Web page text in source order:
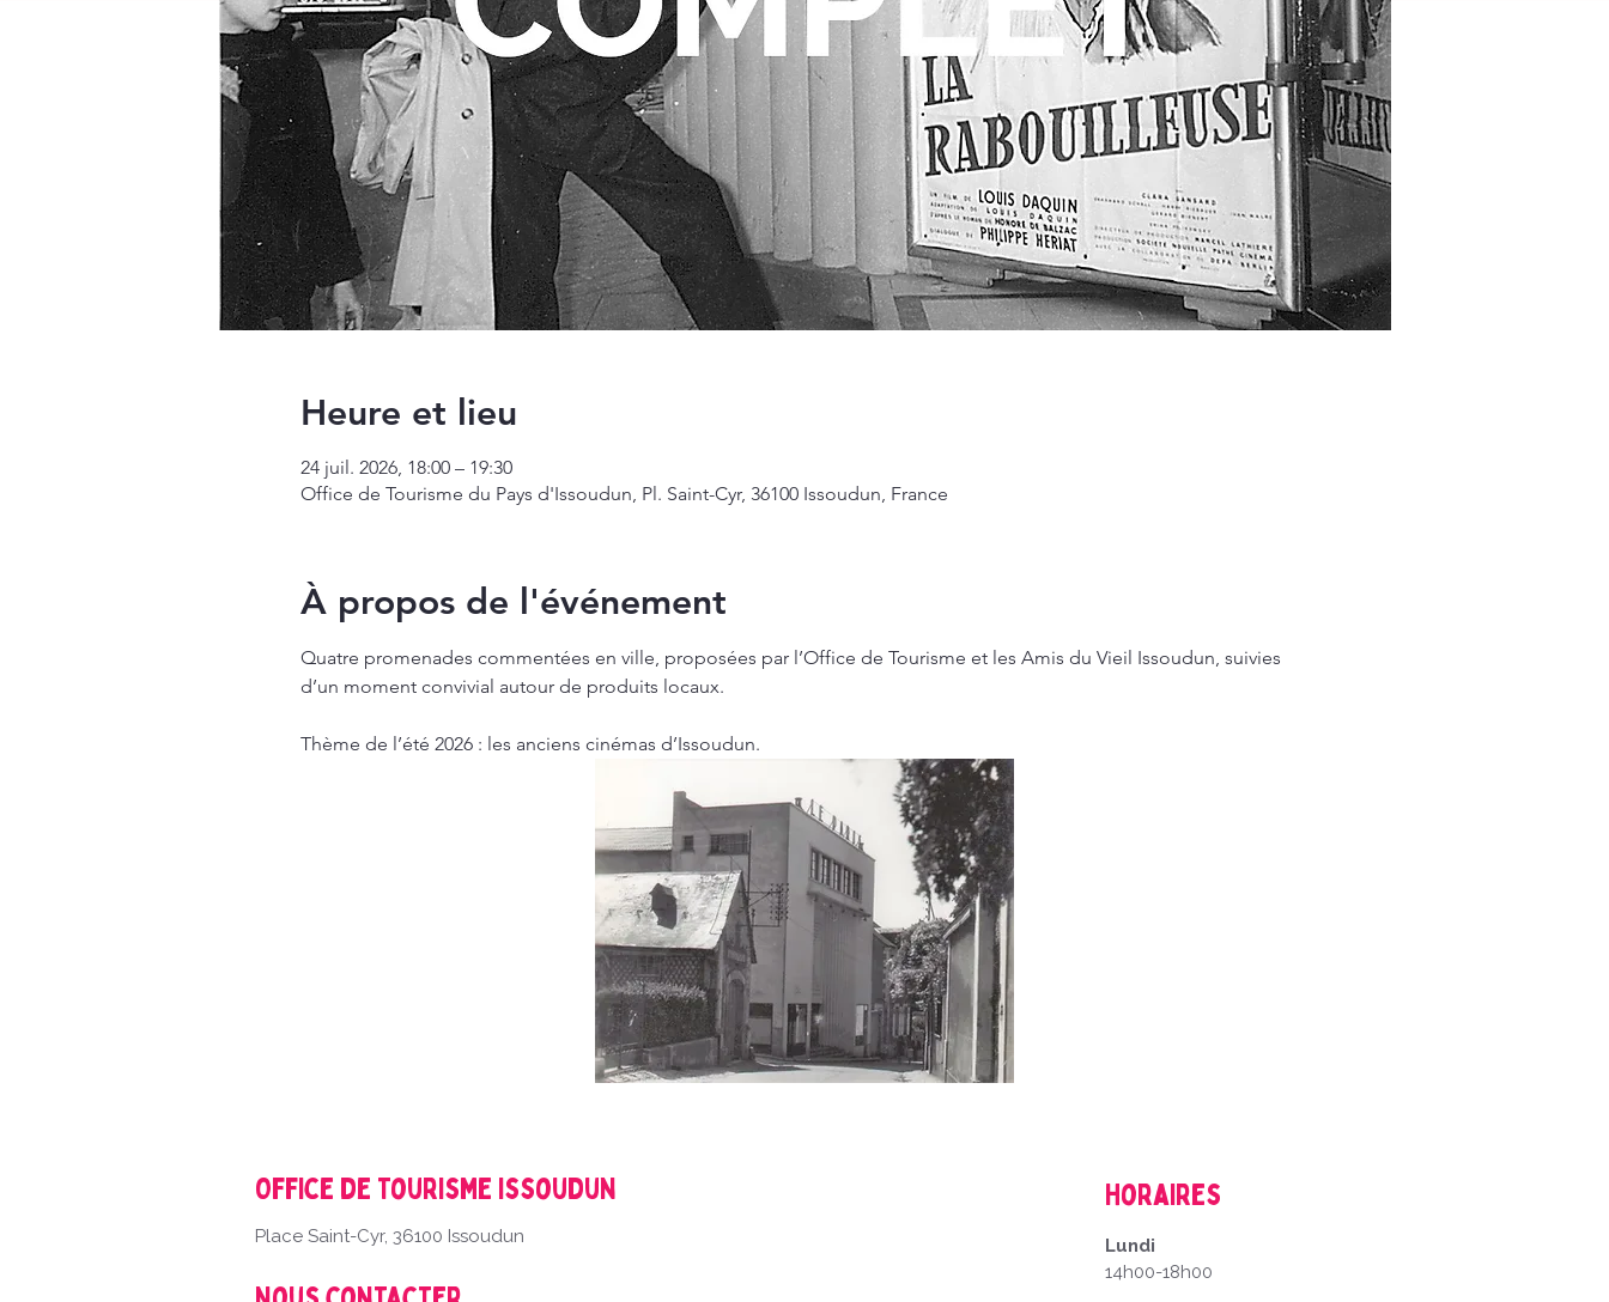
Heure et lieu
24 juil. 2026, 18:00 – 19:30
Office de Tourisme du Pays d'Issoudun, Pl. Saint-Cyr, 36100 Issoudun, France
À propos de l'événement
Quatre promenades commentées en ville, proposées par l’Office de Tourisme et les Amis du Vieil Issoudun, suivies
d’un moment convivial autour de produits locaux.
Thème de l’été 2026 : les anciens cinémas d’Issoudun.
Place Saint-Cyr, 36100 Issoudun
Office de Tourisme Issoudun Horaires
Lundi
14h00-18h00